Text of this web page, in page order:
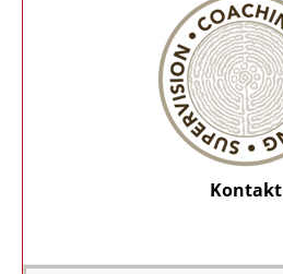
Kontakt